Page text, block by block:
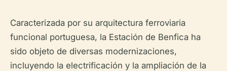
Caracterizada por su arquitectura ferroviaria
funcional portuguesa, la Estación de Benfica ha
sido objeto de diversas modernizaciones,
incluyendo la electrificación y la ampliación de la